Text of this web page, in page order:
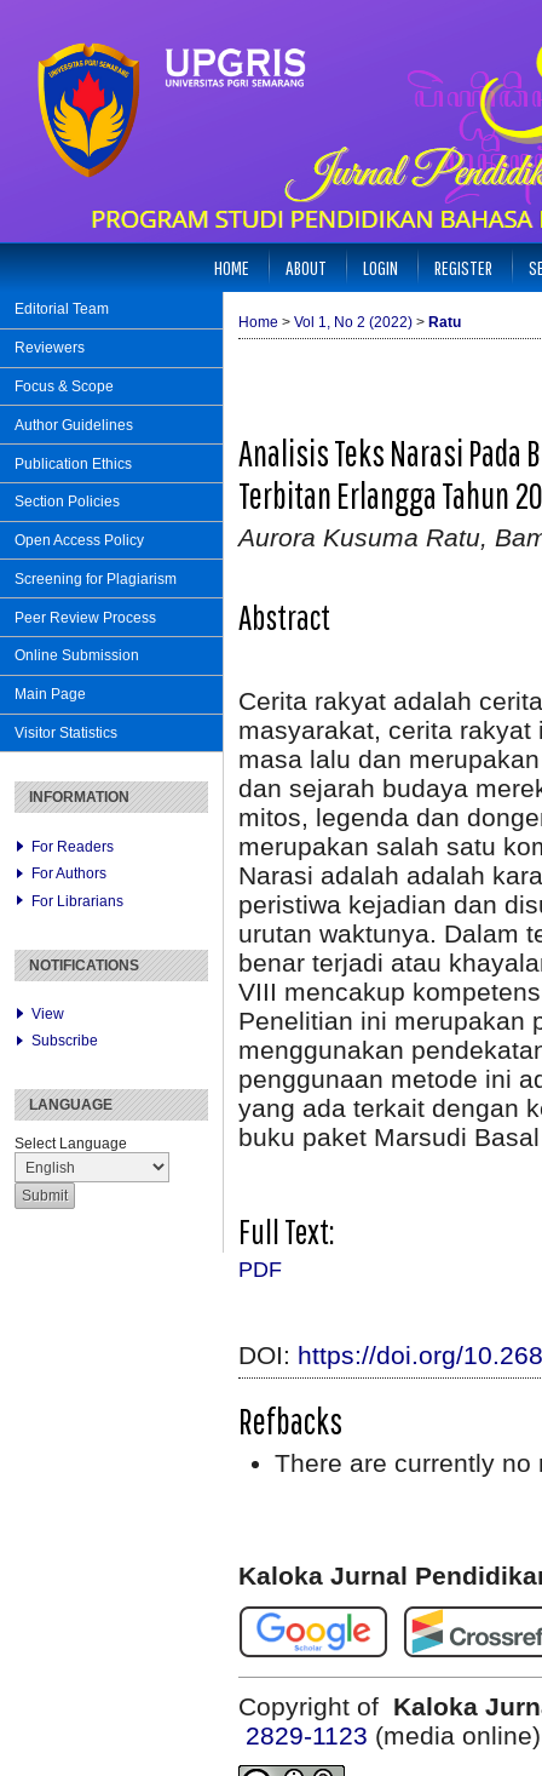
Editorial Team
Reviewers
Focus & Scope
Author Guidelines
Publication Ethics
Section Policies
Open Access Policy
Screening for Plagiarism
Peer Review Process
Online Submission
Main Page
Visitor Statistics
INFORMATION
For Readers
For Authors
For Librarians
NOTIFICATIONS
View
Subscribe
LANGUAGE
Select Language
HOME ABOUT LOGIN REGISTER
Home > Vol 1, No 2 (2022) > Ratu
Analisis Teks Narasi Pada
Terbitan Erlangga Tahun
Aurora Kusuma Ratu,
Abstract
Cerita rakyat adalah
masyarakat, cerita
masa lalu dan
dan sejarah budaya
mitos, legenda dan
merupakan salah satu
Narasi adalah adalah
peristiwa kejadian dan
urutan waktunya. Dalam
benar terjadi atau
VIII mencakup
Penelitian ini merupakan
menggunakan
penggunaan metode ini
yang ada terkait dengan
buku paket Marsudi
Full Text:
PDF
DOI: https://doi.org/
Refbacks
There are currently no
Kaloka Jurnal
Copyright of Kaloka
2829-1123 (media